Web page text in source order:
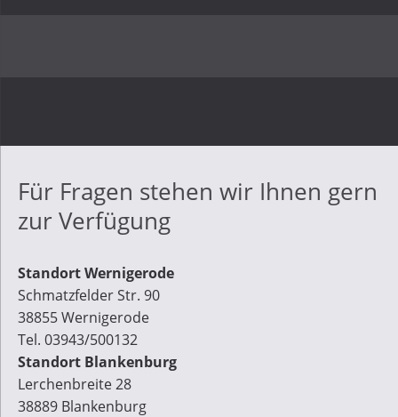
Für Fragen stehen wir Ihnen gern
zur Verfügung
Standort Wernigerode
Schmatzfelder Str. 90
38855 Wernigerode
Tel. 03943/500132
Standort Blankenburg
Lerchenbreite 28
38889 Blankenburg